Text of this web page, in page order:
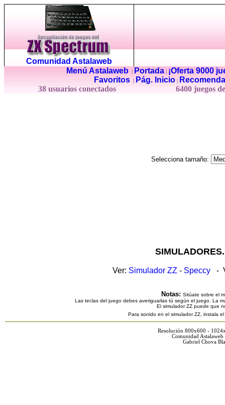
Comunidad Astalaweb
Menú Astalaweb| Portada|
¡Oferta 9000
Favoritos
Pág. Inicio
38 usuarios conectados
6400 juegos
Selecciona tamaño:
Ver: Simulador ZZ - Speccy -
Notas: Sitúate sobre el
Las teclas del juego debes averiguarlas tú según el juego. La
El simulador ZZ puede que
Para sonido en el simulador ZZ, instala
Resolución 800x600 -
Comunidad
Gabriel Chova